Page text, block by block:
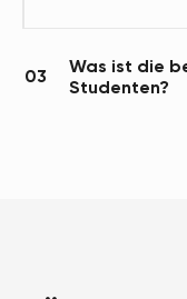
03
Was ist die
Studenten?